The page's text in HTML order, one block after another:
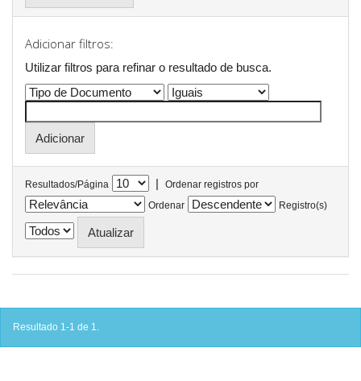
Adicionar filtros:
Utilizar filtros para refinar o resultado de busca.
Resultados/Página |
Ordenar registros por
Ordenar
Registro(s)
Resultado 1-1 de 1.